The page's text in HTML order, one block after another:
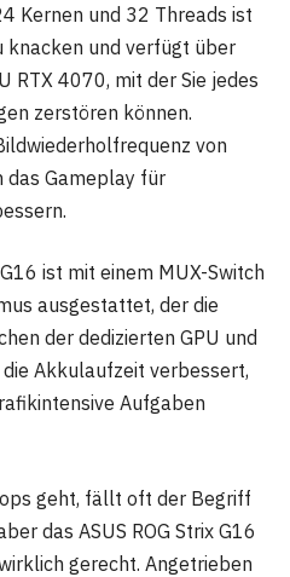
Kernen und 32 Threads ist
knacken und verfügt über
RTX 4070, mit der Sie jedes
zerstören können.
von
das Gameplay für
ist mit einem MUX-Switch
ausgestattet, der die
der dedizierten GPU und
Akkulaufzeit verbessert,
Aufgaben
geht, fällt oft der Begriff
das ASUS ROG Strix G16
gerecht. Angetrieben